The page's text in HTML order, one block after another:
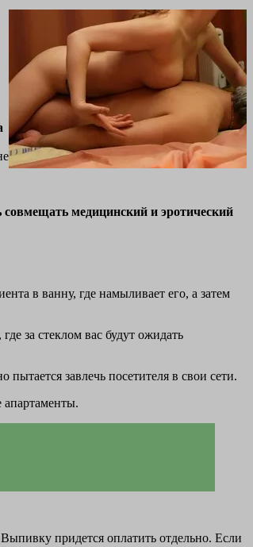
совмещать медицинский и эротический
в ванну, где намыливает его, а затем
за стеклом вас будут ожидать
пытается завлечь посетителя в свои сети.
апартаменты.
придется оплатить отдельно. Если